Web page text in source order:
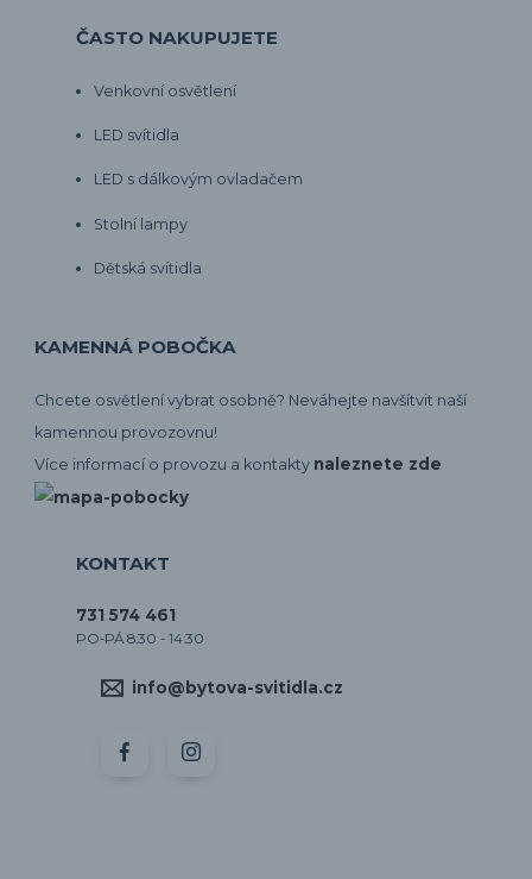
ČASTO NAKUPUJETE
Venkovní osvětlení
LED svítidla
LED s dálkovým ovladačem
Stolní lampy
Dětská svítidla
KAMENNÁ POBOČKA
Chcete osvětlení vybrat osobně? Neváhejte navšítvit naší
kamennou provozovnu!
Více informací o provozu a kontakty naleznete zde
KONTAKT
731 574 461
PO-PÁ 8:30 - 14:30
info@bytova-svitidla.cz